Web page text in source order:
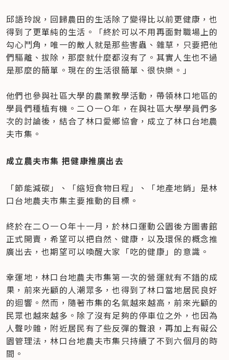
邱語玲說，回歸農田的生活除了變得比以前更健康，也
得到了更單純的生活。「終於可以不用再面對職場上的
勾心鬥角，唯一的敵人就是那些害蟲、雜草，只要把他
們驅離、拔除，那麼就什麼都沒有了。其實人生也不過
是那麼的簡單。現在的生活很簡單、很快樂。」
他們也參與社區大學的農業教學活動，帶領林口地區的
學員們種植有機。二Ｏ一Ｏ年，在與社區大學學員們多
次的討論後，結合了林口愛鄉協會，成立了林口台地農
夫市集。
成立農夫市集 把健康推廣出去
「節能減碳」、「縮短食物日程」、「地產地銷」是林
口台地農夫市集主要推動的目標。
終於在二Ｏ一Ｏ年十一月，於林口運動公園後方圖書館
正式開賣，希望可以把自然、健康，以及環保的概念推
廣出去，也期望可以喚醒大家「吃的健康」的意識。
幸運地，林口台地農夫市集第一次的營運就有不錯的成
果，前來光顧的人潮眾多，也得到了林口當地居民良好
的迴響。然而，隨著市集的名氣越來越高，前來光顧的
民眾也越來越多。除了沒有足夠的停車位之外，也因為
人聲吵雜，附近居民有了些反彈的聲浪，再加上有礙公
園管理法，林口台地農夫市集只持續了不到六個月的時
間。